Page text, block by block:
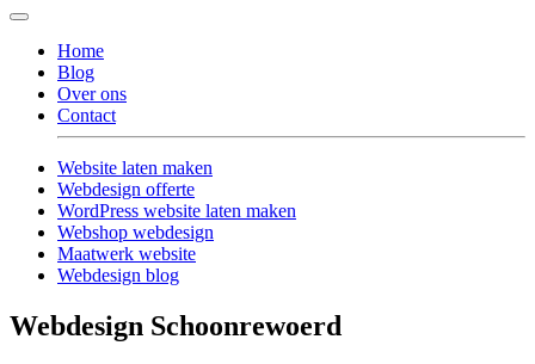
Home
Blog
Over ons
Contact
Website laten maken
Webdesign offerte
WordPress website laten maken
Webshop webdesign
Maatwerk website
Webdesign blog
Webdesign Schoonrewoerd